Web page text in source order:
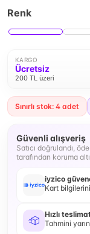
Renk
KARGO
Ücretsiz
200 TL üzeri
Sınırlı stok: 4 adet
Güvenli alışveriş
Satıcı doğrulandı,
tarafından koruma
iyzico
Kart
Hızlı
Tahmini